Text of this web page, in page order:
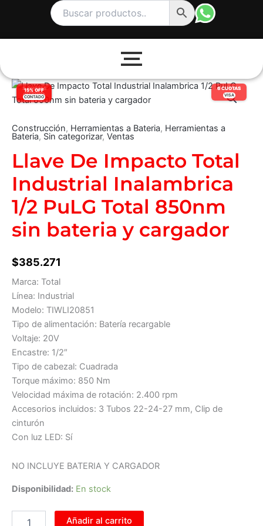
6 CUOTAS
VISA
8 CUOTAS
NARANJA
15% OFF
CONTADO
Construcción, Herramientas a Bateria, Herramientas a
Bateria, Sin categorizar, Ventas
Llave De Impacto Total
Industrial Inalambrica
1/2 PuLG Total 850nm
sin bateria y cargador
$385.271
Marca: Total
Línea: Industrial
Modelo: TIWLI20851
Tipo de alimentación: Batería recargable
Voltaje: 20V
Encastre: 1/2″
Tipo de cabezal: Cuadrada
Torque máximo: 850 Nm
Velocidad máxima de rotación: 2.400 rpm
Accesorios incluidos: 3 Tubos 22-24-27 mm, Clip de
cinturón
Con luz LED: Sí
NO INCLUYE BATERIA Y CARGADOR
Disponibilidad: En stock
Llave
De
Industrial
Inalambrica
1/2
PuLG
Total
850nm
sin
bateria
y
cargador
Añadir al carrito